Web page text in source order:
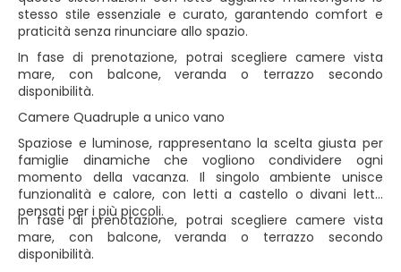
stesso stile essenziale e curato, garantendo comfort e
praticità senza rinunciare allo spazio.
In fase di prenotazione, potrai scegliere camere vista
mare, con balcone, veranda o terrazzo secondo
disponibilità.
Camere Quadruple a unico vano
Spaziose e luminose, rappresentano la scelta giusta per
famiglie dinamiche che vogliono condividere ogni
momento della vacanza. Il singolo ambiente unisce
funzionalità e calore, con letti a castello o divani letto
pensati per i più piccoli.
In fase di prenotazione, potrai scegliere camere vista
mare, con balcone, veranda o terrazzo secondo
disponibilità.